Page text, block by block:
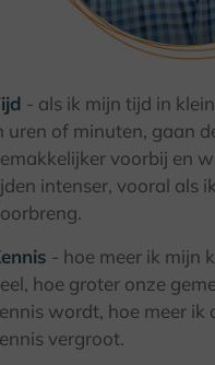
- als ik mijn tijd in
uren of minuten, gaan
voorbij en
intenser, vooral als
- hoe meer ik mijn
hoe groter onze
wordt, hoe meer ik
vergroot.